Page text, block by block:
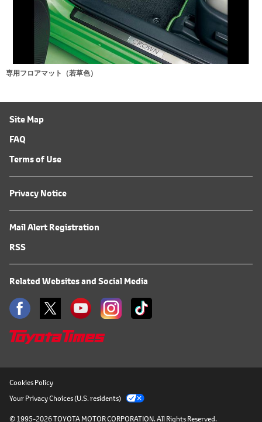
専用フロアマット（若草色）
Site Map
FAQ
Terms of Use
Privacy Notice
Mail Alert Registration
RSS
Related Websites and Social Media
Cookies Policy
Your Privacy Choices (U.S. residents)
© 1995-2026 TOYOTA MOTOR CORPORATION.All Rights Reserved.